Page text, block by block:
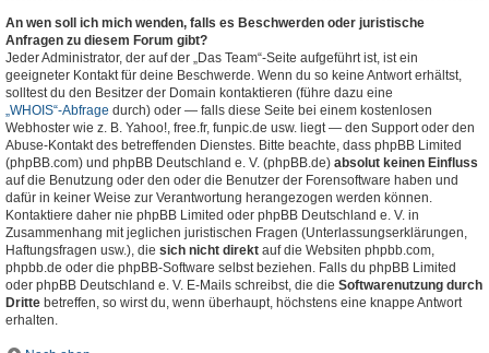
An wen soll ich mich wenden, falls es Beschwerden oder juristische
Anfragen zu diesem Forum gibt?
Jeder Administrator, der auf der „Das Team“-Seite aufgeführt ist, ist ein
geeigneter Kontakt für deine Beschwerde. Wenn du so keine Antwort erhältst,
solltest du den Besitzer der Domain kontaktieren (führe dazu eine
„WHOIS“-Abfrage durch) oder — falls diese Seite bei einem kostenlosen
Webhoster wie z. B. Yahoo!, free.fr, funpic.de usw. liegt — den Support oder den
Abuse-Kontakt des betreffenden Dienstes. Bitte beachte, dass phpBB Limited
(phpBB.com) und phpBB Deutschland e. V. (phpBB.de) absolut keinen Einfluss
auf die Benutzung oder den oder die Benutzer der Forensoftware haben und
dafür in keiner Weise zur Verantwortung herangezogen werden können.
Kontaktiere daher nie phpBB Limited oder phpBB Deutschland e. V. in
Zusammenhang mit jeglichen juristischen Fragen (Unterlassungserklärungen,
Haftungsfragen usw.), die sich nicht direkt auf die Websiten phpbb.com,
phpbb.de oder die phpBB-Software selbst beziehen. Falls du phpBB Limited
oder phpBB Deutschland e. V. E-Mails schreibst, die die Softwarenutzung durch
Dritte betreffen, so wirst du, wenn überhaupt, höchstens eine knappe Antwort
erhalten.